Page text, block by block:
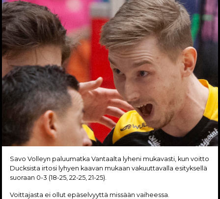
Savo Volleyn paluumatka Vantaalta lyheni mukavasti, kun voitto
Ducksista irtosi lyhyen kaavan mukaan vakuuttavalla esityksellä
suoraan 0-3 (18-25, 22-25, 21-25).
Voittajasta ei ollut epäselvyyttä missään vaiheessa.